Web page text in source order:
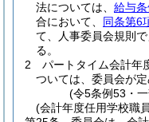
法については、 給与
合において、 同条第6
て、人事委員会規則
る。
2
パートタイム会計年
ついては、委員会が定
(令5条例53・
(会計年度任用学校職